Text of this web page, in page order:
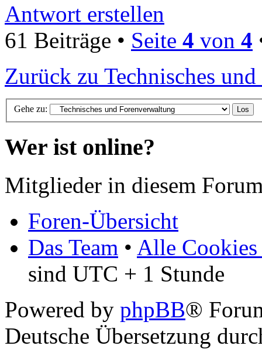
Antwort erstellen
61 Beiträge • Seite 4 von 4
Zurück zu Technisches
Gehe zu:
Wer ist online?
Mitglieder in diesem
Foren-Übersicht
Das Team • Alle Cookies
sind UTC + 1 Stunde
Powered by phpBB®
Deutsche Übersetzung